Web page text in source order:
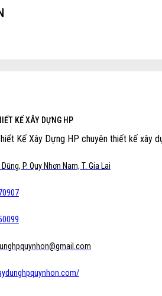
KẾ XÂY DỰNG HP
Kế Xây Dựng HP chuyên thiết kế xây
P. Quy Nhơn Nam, T. Gia Lai